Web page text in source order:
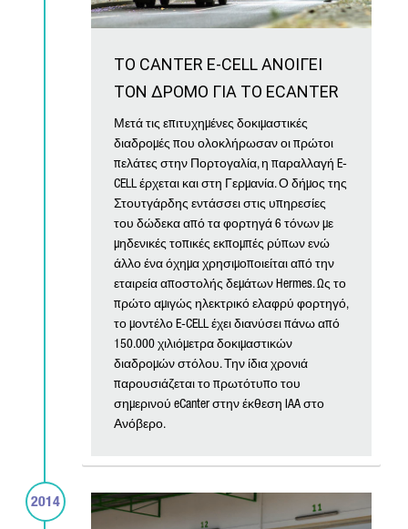
ΤΟ CANTER E-CELL ΑΝΟΙΓΕΙ
ΤΟΝ ΔΡΟΜΟ ΓΙΑ ΤΟ ECANTER
Μετά τις επιτυχημένες δοκιμαστικές
διαδρομές που ολοκλήρωσαν οι πρώτοι
πελάτες στην Πορτογαλία, η παραλλαγή E-
CELL έρχεται και στη Γερμανία. Ο δήμος της
Στουτγάρδης εντάσσει στις υπηρεσίες
του δώδεκα από τα φορτηγά 6 τόνων με
μηδενικές τοπικές εκπομπές ρύπων ενώ
άλλο ένα όχημα χρησιμοποιείται από την
εταιρεία αποστολής δεμάτων Hermes. Ως το
πρώτο αμιγώς ηλεκτρικό ελαφρύ φορτηγό,
το μοντέλο E-CELL έχει διανύσει πάνω από
150.000 χιλιόμετρα δοκιμαστικών
διαδρομών στόλου. Την ίδια χρονιά
παρουσιάζεται το πρωτότυπο του
σημερινού eCanter στην έκθεση IAA στο
Ανόβερο.
2014